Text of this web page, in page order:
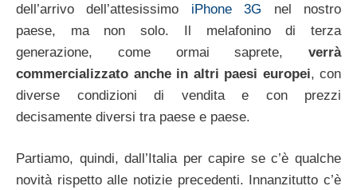
dell’arrivo dell’attesissimo iPhone 3G nel nostro
paese, ma non solo. Il melafonino di terza
generazione, come ormai saprete, verrà
commercializzato anche in altri paesi europei, con
diverse condizioni di vendita e con prezzi
decisamente diversi tra paese e paese.
Partiamo, quindi, dall’Italia per capire se c’è qualche
novità rispetto alle notizie precedenti. Innanzitutto c’è